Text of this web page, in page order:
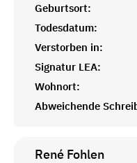
Geburtsort:
Todesdatum:
Verstorben in:
Signatur LEA:
Wohnort:
Abweichende
René Fohlen